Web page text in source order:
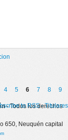
4 5 6 7 8 9
- Todos los derechos
650, Neuquén capital